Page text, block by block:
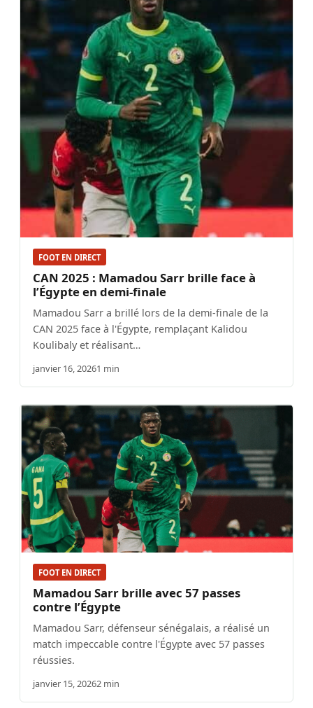
FOOT EN DIRECT
CAN 2025 : Mamadou Sarr brille face à
l’Égypte en demi-finale
Mamadou Sarr a brillé lors de la demi-finale de la
CAN 2025 face à l'Égypte, remplaçant Kalidou
Koulibaly et réalisant…
janvier 16, 20261 min
FOOT EN DIRECT
Mamadou Sarr brille avec 57 passes
contre l’Égypte
Mamadou Sarr, défenseur sénégalais, a réalisé un
match impeccable contre l'Égypte avec 57 passes
réussies.
janvier 15, 20262 min